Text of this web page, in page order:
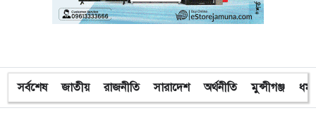
সন্ত্রাসীদের ব্যবস্থা না নেওয়া হলে আমার পক্ষে নির্বাচন করা
সম্ভব নয় : ভিপি নূর
১৩
সর্বশেষ জাতীয় রাজনীতি সারাদেশ অর্থনীতি মুন্সীগঞ্জ ধর্ম